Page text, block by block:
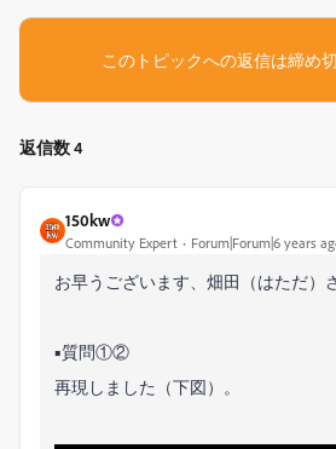
このトピックへの返信は締め
返信数 4
150kw
Community Expert Forum|Forum|6 years
お早うございます、畑田（はただ）
■質問①②
再現しました（下図）。